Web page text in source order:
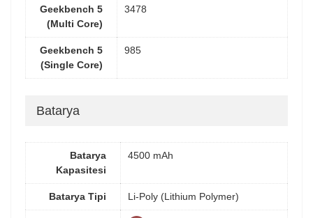
Geekbench 5
(Multi Core)
3478
Geekbench 5
(Single Core)
985
Batarya
Batarya
Kapasitesi
4500 mAh
Batarya Tipi Li-Poly (Lithium Polymer)